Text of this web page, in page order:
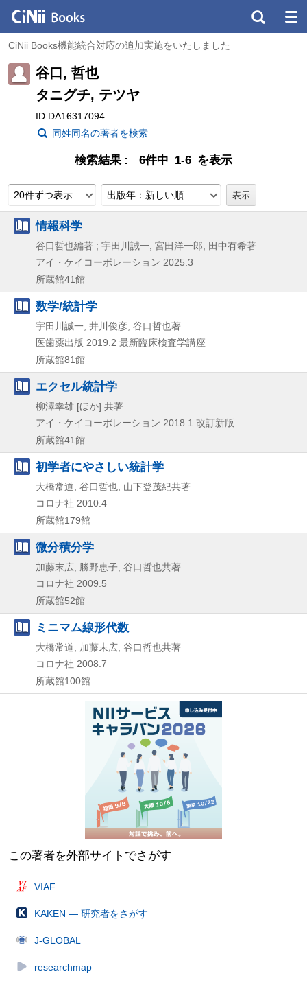
CiNii Books機能統合対応の追加実施をいたしました
谷口, 哲也
タニグチ, テツヤ
ID:DA16317094
同姓同名の著者を検索
検索結果 6件中 1-6 を表示
20件ずつ表示 出版年：新しい順
情報科学
谷口哲也編著 ; 宇田川誠一, 宮田洋一郎, 田中有希著
アイ・ケイコーポレーション 2025.3
所蔵館41館
数学/統計学
宇田川誠一, 井川俊彦, 谷口哲也著
医歯薬出版 2019.2 最新臨床検査学講座
所蔵館81館
エクセル統計学
柳澤幸雄 [ほか] 共著
アイ・ケイコーポレーション 2018.1 改訂新版
所蔵館41館
初学者にやさしい統計学
大橋常道, 谷口哲也, 山下登茂紀共著
コロナ社 2010.4
所蔵館179館
微分積分学
加藤末広, 勝野恵子, 谷口哲也共著
コロナ社 2009.5
所蔵館52館
ミニマム線形代数
大橋常道, 加藤末広, 谷口哲也共著
コロナ社 2008.7
所蔵館100館
この著者を外部サイトでさがす
VIAF
KAKEN — 研究者をさがす
J-GLOBAL
researchmap